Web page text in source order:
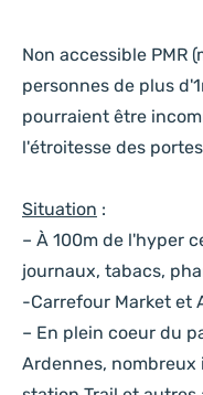
Non accessible PMR
personnes de plus
pourraient être
l'étroitesse des
Situation :
– À 100m de l'hyper
journaux, tabacs,
-Carrefour Market et
– En plein coeur du
Ardennes, nombreux